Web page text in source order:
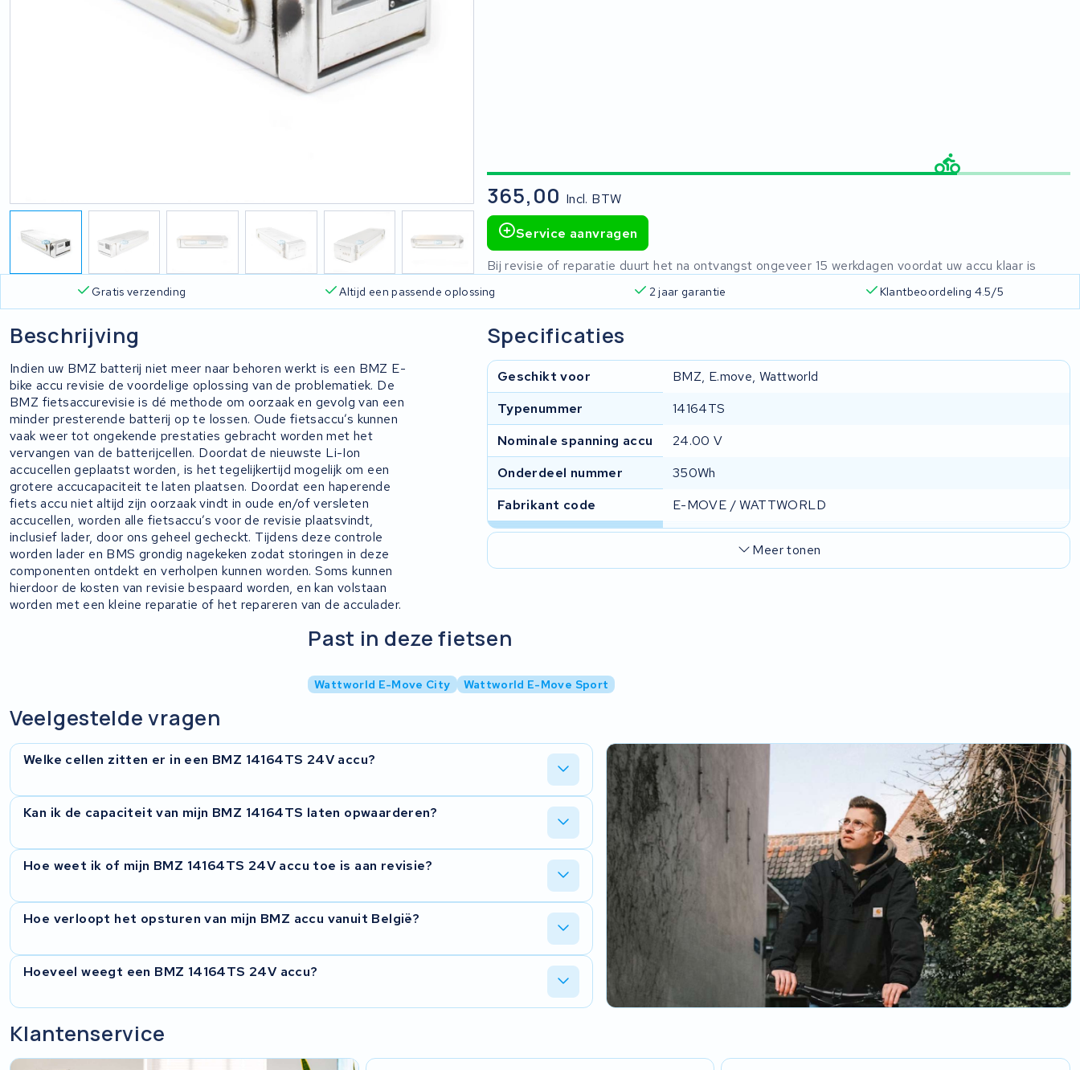
365,00 Incl. BTW
Service aanvragen
Bij revisie of reparatie duurt het na ontvangst ongeveer 15 werkdagen voordat uw accu klaar is
Gratis verzending Altijd een passende oplossing 2 jaar garantie Klantbeoordeling 4.5/5
Beschrijving
Indien uw BMZ batterij niet meer naar behoren werkt is een BMZ E-
bike accu revisie de voordelige oplossing van de problematiek. De
BMZ fietsaccurevisie is dé methode om oorzaak en gevolg van een
minder presterende batterij op te lossen. Oude fietsaccu’s kunnen
vaak weer tot ongekende prestaties gebracht worden met het
vervangen van de batterijcellen. Doordat de nieuwste Li-Ion
accucellen geplaatst worden, is het tegelijkertijd mogelijk om een
grotere accucapaciteit te laten plaatsen. Doordat een haperende
fiets accu niet altijd zijn oorzaak vindt in oude en/of versleten
accucellen, worden alle fietsaccu’s voor de revisie plaatsvindt,
inclusief lader, door ons geheel gecheckt. Tijdens deze controle
worden lader en BMS grondig nagekeken zodat storingen in deze
componenten ontdekt en verholpen kunnen worden. Soms kunnen
hierdoor de kosten van revisie bespaard worden, en kan volstaan
worden met een kleine reparatie of het repareren van de acculader.
Specificaties
Geschikt voor
BMZ, E.move, Wattworld
Typenummer
14164TS
Nominale spanning accu
24.00 V
Onderdeel nummer
350Wh
Fabrikant code
E-MOVE / WATTWORLD
Meer tonen
Past in deze fietsen
Wattworld E-Move City Wattworld E-Move Sport
Veelgestelde vragen
Welke cellen zitten er in een BMZ 14164TS 24V accu?
De BMZ 14164TS 24V gebruikt 18650 lithium-ioncellen in een 7S-configuratie. Bij revisie
vervangen we alle cellen tegelijk door hoogwaardige exemplaren van dezelfde specificatie. Zo krijg
je weer de volle capaciteit terug en voorkom je dat oude en nieuwe cellen elkaar tegenwerken.
Kan ik de capaciteit van mijn BMZ 14164TS laten opwaarderen?
Ja, dat kan. De originele accu heeft een bepaalde capaciteit, maar bij revisie kun je kiezen voor
cellen met een hogere capaciteit. Daarmee vergroot je het bereik van je e-bike zonder dat je een
nieuwe accu hoeft te kopen. We bespreken vooraf welke opties er zijn voor jouw specifieke model.
Hoe weet ik of mijn BMZ 14164TS 24V accu toe is aan revisie?
Merk je dat je e-bike minder ver komt dan voorheen, of valt de accu halverwege een rit uit? Dan zijn
de cellen waarschijnlijk versleten. Ook een accu die niet meer volledig oplaadt of snel leegloopt na
stilstand, is toe aan revisie. Stuur hem op en we meten alles gratis door.
Hoe verloopt het opsturen van mijn BMZ accu vanuit België?
Je meldt je accu aan via onze website. Daarna stuur je hem op of laten we hem gratis bij je ophalen
in België. Na ontvangst krijg je een diagnose en offerte. Ga je akkoord, dan gaan we aan de slag. De
retourzending naar België is ook kosteloos. Je volgt de voortgang via onze online tracker.
Hoeveel weegt een BMZ 14164TS 24V accu?
E.move e-bikes. Het exacte gewicht verschilt per variant, maar reken op zo'n 2 tot 3 kg. Na revisie
verandert het gewicht niet, omdat we dezelfde celgrootte terugplaatsen in de originele behuizing.
Klantenservice